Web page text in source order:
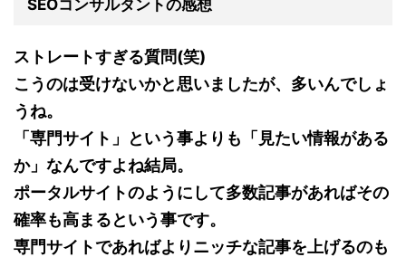
SEOコンサルタントの感想
ストレートすぎる質問(笑)
こうのは受けないかと思いましたが、多いんでしょ
うね。
「専門サイト」という事よりも「見たい情報がある
か」なんですよね結局。
ポータルサイトのようにして多数記事があればその
確率も高まるという事です。
専門サイトであればよりニッチな記事を上げるのも